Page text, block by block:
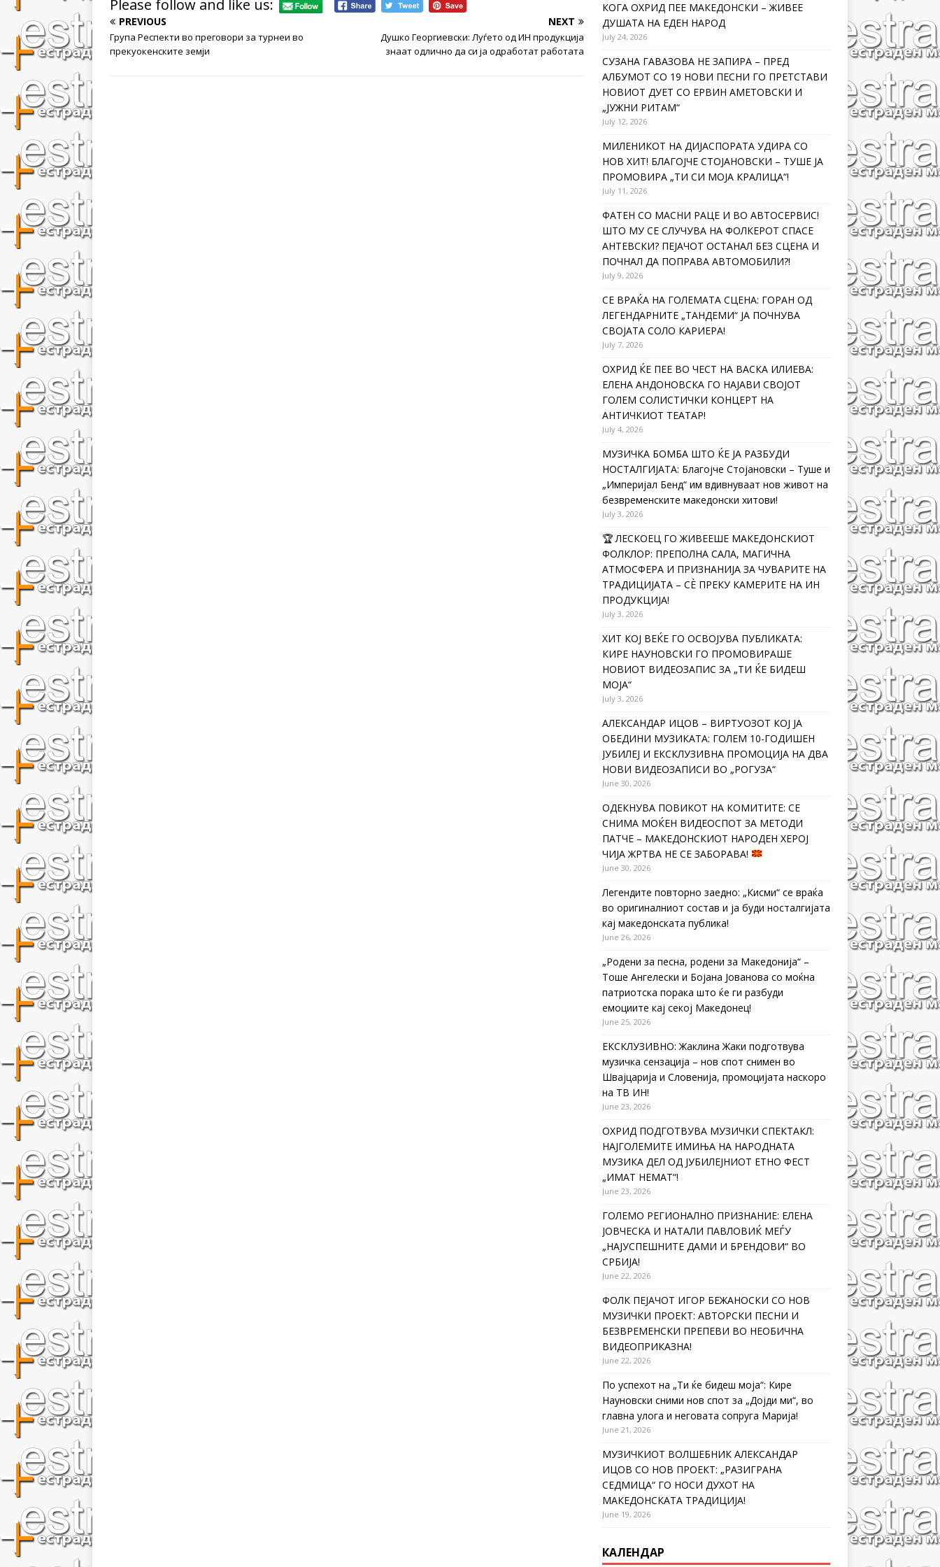
Please follow and like us:
PREVIOUS
Група Респекти во преговори за турнеи во
прекуокенските земји
NEXT
Душко Георгиевски: Луѓето од ИН продукција
знаат одлично да си ја одработат работата
КОГА ОХРИД ПЕЕ МАКЕДОНСКИ – ЖИВЕЕ
ДУШАТА НА ЕДЕН НАРОД
July 24, 2026
СУЗАНА ГАВАЗОВА НЕ ЗАПИРА – ПРЕД
АЛБУМОТ СО 19 НОВИ ПЕСНИ ГО ПРЕТСТАВИ
НОВИОТ ДУЕТ СО ЕРВИН АМЕТОВСКИ И
„ЈУЖНИ РИТАМ“
July 12, 2026
МИЛЕНИКОТ НА ДИЈАСПОРАТА УДИРА СО
НОВ ХИТ! БЛАГОЈЧЕ СТОЈАНОВСКИ – ТУШЕ ЈА
ПРОМОВИРА „ТИ СИ МОЈА КРАЛИЦА“!
July 11, 2026
ФАТЕН СО МАСНИ РАЦЕ И ВО АВТОСЕРВИС!
ШТО МУ СЕ СЛУЧУВА НА ФОЛКЕРОТ СПАСЕ
АНТЕВСКИ? ПЕЈАЧОТ ОСТАНАЛ БЕЗ СЦЕНА И
ПОЧНАЛ ДА ПОПРАВА АВТОМОБИЛИ?!
July 9, 2026
СЕ ВРАЌА НА ГОЛЕМАТА СЦЕНА: ГОРАН ОД
ЛЕГЕНДАРНИТЕ „ТАНДЕМИ“ ЈА ПОЧНУВА
СВОЈАТА СОЛО КАРИЕРА!
July 7, 2026
ОХРИД ЌЕ ПЕЕ ВО ЧЕСТ НА ВАСКА ИЛИЕВА:
ЕЛЕНА АНДОНОВСКА ГО НАЈАВИ СВОЈОТ
ГОЛЕМ СОЛИСТИЧКИ КОНЦЕРТ НА
АНТИЧКИОТ ТЕАТАР!
July 4, 2026
МУЗИЧКА БОМБА ШТО ЌЕ ЈА РАЗБУДИ
НОСТАЛГИЈАТА: Благојче Стојановски – Туше и
„Империјал Бенд“ им вдивнуваат нов живот на
безвременските македонски хитови!
July 3, 2026
🏆 ЛЕСКОЕЦ ГО ЖИВЕЕШЕ МАКЕДОНСКИОТ
ФОЛКЛОР: ПРЕПОЛНА САЛА, МАГИЧНА
АТМОСФЕРА И ПРИЗНАНИЈА ЗА ЧУВАРИТЕ НА
ТРАДИЦИЈАТА – СÈ ПРЕКУ КАМЕРИТЕ НА ИН
ПРОДУКЦИЈА!
July 3, 2026
ХИТ КОЈ ВЕЌЕ ГО ОСВОЈУВА ПУБЛИКАТА:
КИРЕ НАУНОВСКИ ГО ПРОМОВИРАШЕ
НОВИОТ ВИДЕОЗАПИС ЗА „ТИ ЌЕ БИДЕШ
МОЈА“
July 3, 2026
АЛЕКСАНДАР ИЦОВ – ВИРТУОЗОТ КОЈ ЈА
ОБЕДИНИ МУЗИКАТА: ГОЛЕМ 10-ГОДИШЕН
ЈУБИЛЕЈ И ЕКСКЛУЗИВНА ПРОМОЦИЈА НА ДВА
НОВИ ВИДЕОЗАПИСИ ВО „РОГУЗА“
June 30, 2026
ОДЕКНУВА ПОВИКОТ НА КОМИТИТЕ: СЕ
СНИМА МОЌЕН ВИДЕОСПОТ ЗА МЕТОДИ
ПАТЧЕ – МАКЕДОНСКИОТ НАРОДЕН ХЕРОЈ
ЧИЈА ЖРТВА НЕ СЕ ЗАБОРАВА!
June 30, 2026
Легендите повторно заедно: „Кисми“ се враќа
во оригиналниот состав и ја буди носталгијата
кај македонската публика!
June 26, 2026
„Родени за песна, родени за Македонија“ –
Тоше Ангелески и Бојана Јованова со моќна
патриотска порака што ќе ги разбуди
емоциите кај секој Македонец!
June 25, 2026
ЕКСКЛУЗИВНО: Жаклина Жаки подготвува
музичка сензација – нов спот снимен во
Швајцарија и Словенија, промоцијата наскоро
на ТВ ИН!
June 23, 2026
ОХРИД ПОДГОТВУВА МУЗИЧКИ СПЕКТАКЛ:
НАЈГОЛЕМИТЕ ИМИЊА НА НАРОДНАТА
МУЗИКА ДЕЛ ОД ЈУБИЛЕЈНИОТ ЕТНО ФЕСТ
„ИМАТ НЕМАТ“!
June 23, 2026
ГОЛЕМО РЕГИОНАЛНО ПРИЗНАНИЕ: ЕЛЕНА
ЈОВЧЕСКА И НАТАЛИ ПАВЛОВИЌ МЕЃУ
„НАЈУСПЕШНИТЕ ДАМИ И БРЕНДОВИ“ ВО
СРБИЈА!
June 22, 2026
ФОЛК ПЕЈАЧОТ ИГОР БЕЖАНОСКИ СО НОВ
МУЗИЧКИ ПРОЕКТ: АВТОРСКИ ПЕСНИ И
БЕЗВРЕМЕНСКИ ПРЕПЕВИ ВО НЕОБИЧНА
ВИДЕОПРИКАЗНА!
June 22, 2026
По успехот на „Ти ќе бидеш моја“: Кире
Науновски сними нов спот за „Дојди ми“, во
главна улога и неговата сопруга Марија!
June 21, 2026
МУЗИЧКИОТ ВОЛШЕБНИК АЛЕКСАНДАР
ИЦОВ СО НОВ ПРОЕКТ: „РАЗИГРАНА
СЕДМИЦА“ ГО НОСИ ДУХОТ НА
МАКЕДОНСКАТА ТРАДИЦИЈА!
June 19, 2026
КАЛЕНДАР